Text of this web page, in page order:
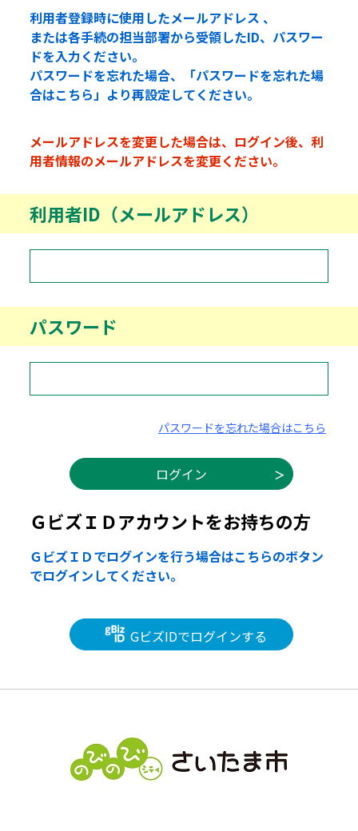
利用者登録時に使用したメールアドレス 、
または各手続の担当部署から受領したID、パスワー
ドを入力ください。
パスワードを忘れた場合、「パスワードを忘れた場
合はこちら」より再設定してください。
メールアドレスを変更した場合は、ログイン後、利
用者情報のメールアドレスを変更ください。
利用者ID（メールアドレス）
パスワード
パスワードを忘れた場合はこちら
ＧビズＩＤアカウントをお持ちの方
ＧビズＩＤでログインを行う場合はこちらのボタン
でログインしてください。
GビズIDでログインする